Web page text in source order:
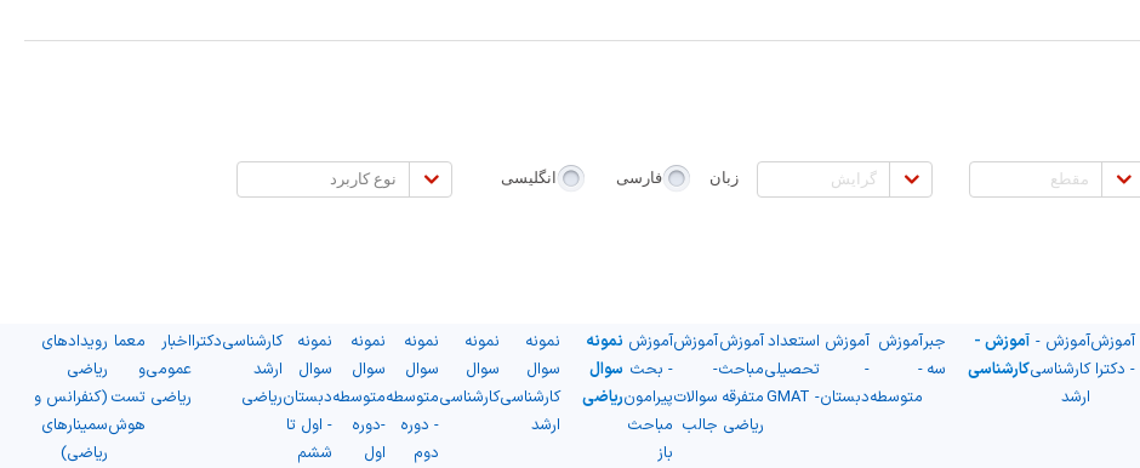
مقطع گرایش زبان فارسی انگلیسی نوع
کاربرد
آموزش
- دکترا
آموزش -
کارشناسی
ارشد
آموزش -
کارشناسی
جبر
سه
آموزش
-
متوسطه
آموزش
-
دبستان
استعداد
تحصیلی
- GMAT
آموزش
مباحث
متفرقه
ریاضی
آموزش
-
سوالات
جالب
آموزش
- بحث
پیرامون
مباحث
باز
نمونه
سوال
ریاضی
نمونه
سوال
کارشناسی
ارشد
نمونه
سوال
کارشناسی
نمونه
سوال
متوسطه
- دوره
دوم
نمونه
سوال
متوسطه
-دوره
اول
نمونه
سوال
دبستان
- اول تا
ششم
کارشناسی
ارشد
ریاضی
دکترااخبار
عمومی
ریاضی
معما
و
تست
هوش
رویدادهای
ریاضی
(کنفرانس و
سمینارهای
ریاضی)